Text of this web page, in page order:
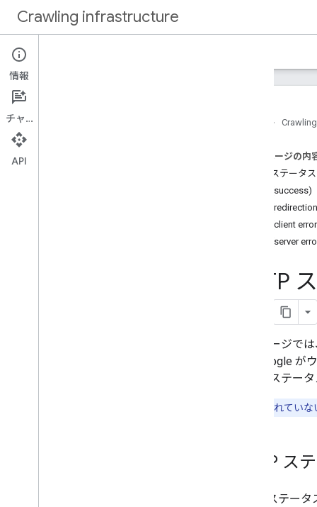
Crawling infrastructure
はじめに
操作手順
Google からのリクエストを確認する
このページの内
HTTP ステータ
2xx (success)
3xx
4xx (client
5xx (server
HTTP
このページで
す。Google が
しないステー
特に明記されてい
HTTP ス
HTTP ステー
情報
チャット
API